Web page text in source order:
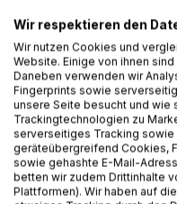
entscheidungsneutralen
Überlegung, dass
Staatslenkung in der
Nutzung knapper
diesem Grund stellt sich
Umfang steuerliche
Entscheidungen
Funktionsfähigkeit der
Zunächst wird die
Wir respektieren den
Wir nutzen Cookies und
Website. Einige von ihnen
Daneben verwenden wir
Fingerprints sowie
unsere Seite besucht und wie
Trackingtechnologien zu
serverseitiges Tracking sowie
geräteübergreifend Cookies,
sowie gehashte E-Mail-
betten wir zudem Drittinhalte
Plattformen). Wir haben auf